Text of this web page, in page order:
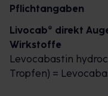
direkt Augentropfen!
Die Livocab® direkt
Wirkstoff
Pflichtangaben
Livocab® direkt
Wirkstoffe
Levocabastin
Tropfen) =